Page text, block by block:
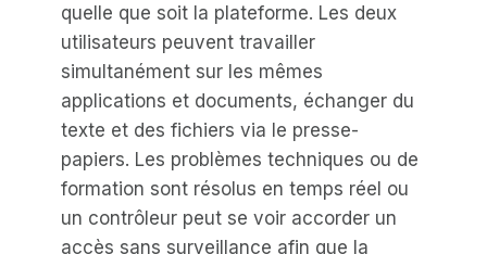
quelle que soit la plateforme. Les deux
utilisateurs peuvent travailler
simultanément sur les mêmes
applications et documents, échanger du
texte et des fichiers via le presse-
papiers. Les problèmes techniques ou de
formation sont résolus en temps réel ou
un contrôleur peut se voir accorder un
accès sans surveillance afin que la